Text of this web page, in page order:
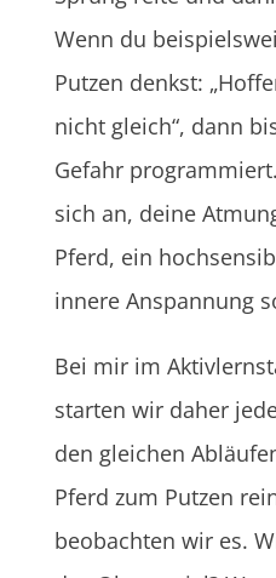
Wenn du
Putzen denkst:
nicht gleich“, dann
Gefahr
sich an, deine
Pferd, ein
innere Anspannung
Bei mir im
starten wir daher
den gleichen
Pferd zum Putzen
beobachten wir es.